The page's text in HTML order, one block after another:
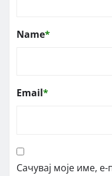
Name*
Email*
Сачувај моје име,